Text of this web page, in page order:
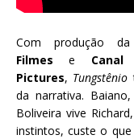
Com produção
Filmes e Canal
Pictures, Tungstênio
da narrativa.
Boliveira vive
instintos, custe o